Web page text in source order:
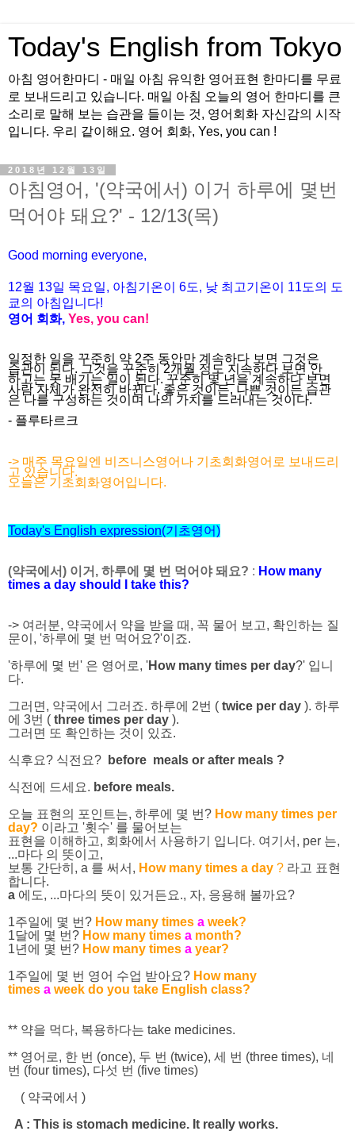
Today's English from Tokyo
아침 영어한마디 - 매일 아침 유익한 영어표현 한마디를 무료
로 보내드리고 있습니다. 매일 아침 오늘의 영어 한마디를 큰
소리로 말해 보는 습관을 들이는 것, 영어회화 자신감의 시작
입니다. 우리 같이해요. 영어 회화, Yes, you can !
2018년 12월 13일
아침영어, '(약국에서) 이거 하루에 몇번
먹어야 돼요?' - 12/13(목)
Good morning everyone,
12월 13일 목요일, 아침기온이 6도, 낮 최고기온이
11도의 도
쿄의 아침입니다!
영어 회화, Yes, you can!
일정한 일을 꾸준히 약 2주 동안만 계속하다 보면 그것은
습관이 된다. 그것을 꾸준히 2개월 정도 지속하다 보면 안
하고는 못 배기는 일이 된다. 꾸준히 몇 년을 계속하다 보면
사람 자체가 완전히 바뀐다. 좋은 것이든, 나쁜 것이든 습관
은 나를 구성하는 것이며 나의 가치를 드러내는 것이다.
- 플루타르크
-> 매주 목요일엔 비즈니스영어나 기초회화영어로 보내드리
고 있습니다.
오늘은 기초회화영어입니다.
Today's English expression(기초영어)
(약국에서) 이거, 하루에 몇 번 먹어야 돼요? : How many
times a day should I take this?
-> 여러분, 약국에서 약을 받을 때, 꼭 물어 보고, 확인하는 질
문이, '하루에 몇 번 먹어요?'이죠.
'하루에 몇 번' 은 영어로, 'How many times per day?' 입니
다.
그러면, 약국에서 그러죠. 하루에 2번 ( twice per day ). 하루
에 3번 ( three times per day ).
그러면 또 확인하는 것이 있죠.
식후요? 식전요?
before meals or after meals ?
식전에 드세요. before meals.
오늘 표현의 포인트는, 하루에 몇 번? How many times per
day? 이라고 '횟수' 를 물어보는
표현을 이해하고, 회화에서 사용하기 입니다. 여기서, per 는,
...마다 의 뜻이고,
보통 간단히, a 를 써서, How many times a day ? 라고 표현
합니다.
a 에도, ...마다의 뜻이 있거든요., 자, 응용해 볼까요?
1주일에 몇 번? How many times a week?
1달에 몇 번? How many times a month?
1년에 몇 번? How many times a year?
1주일에 몇 번 영어 수업 받아요? How many
times a week do you take English class?
** 약을 먹다, 복용하다는 take medicines.
** 영어로, 한 번 (once), 두 번 (twice), 세 번 (three times), 네
번 (four times), 다섯 번 (five times)
( 약국에서 )
A : This is stomach medicine. It really works.